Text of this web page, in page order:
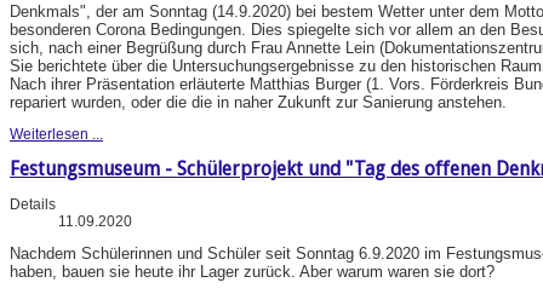
Denkmals", der am Sonntag (14.9.2020) bei bestem Wetter unter dem
besonderen Corona Bedingungen. Dies spiegelte sich vor allem an den
sich, nach einer Begrüßung durch Frau Annette Lein
Sie berichtete über die Untersuchungsergebnisse zu den historischen
Nach ihrer Präsentation erläuterte Matthias Burger (1. Vors. Förderkreis
repariert wurden, oder die die in naher Zukunft zur Sanierung anstehen.
Weiterlesen ...
Festungsmuseum - Schülerprojekt und "Tag des offenen
Details
11.09.2020
Nachdem Schülerinnen und Schüler seit Sonntag 6.9.2020 im
haben, bauen sie heute ihr Lager zurück. Aber warum waren sie dort?